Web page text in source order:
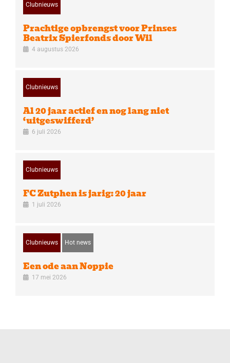
Clubnieuws
Prachtige opbrengst voor Prinses
Beatrix Spierfonds door Wil
4 augustus 2026
Clubnieuws
Al 20 jaar actief en nog lang niet
‘uitgeswifferd’
6 juli 2026
Clubnieuws
FC Zutphen is jarig: 20 jaar
1 juli 2026
Clubnieuws Hot news
Een ode aan Noppie
17 mei 2026